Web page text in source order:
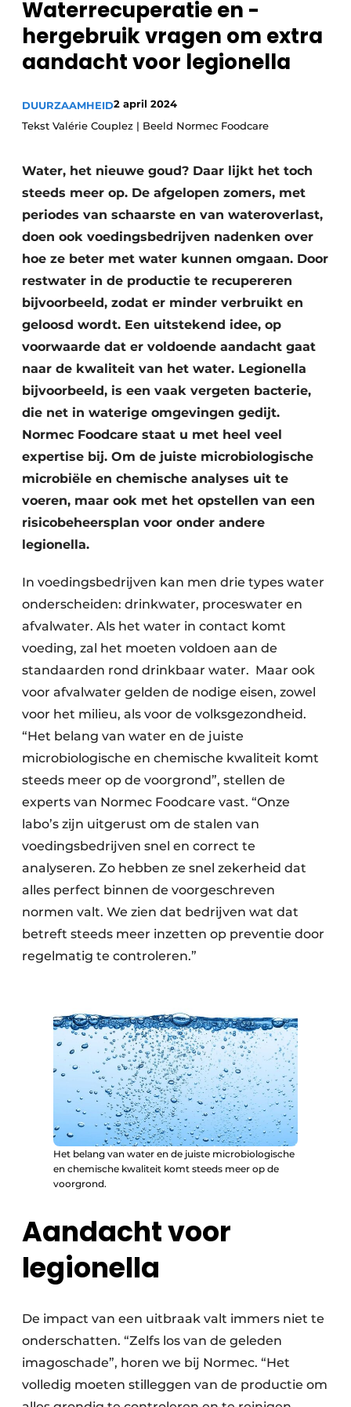
Privacy / Cookie statement
Vacature aanmelden
Vacatures
Waterrecuperatie en -
hergebruik vragen om extra
aandacht voor legionella
DUURZAAMHEID2 april 2024
Tekst Valérie Couplez | Beeld Normec Foodcare
Water, het nieuwe goud? Daar lijkt het toch
steeds meer op. De afgelopen zomers, met
periodes van schaarste en van wateroverlast,
doen ook voedingsbedrijven nadenken over
hoe ze beter met water kunnen omgaan. Door
restwater in de productie te recupereren
bijvoorbeeld, zodat er minder verbruikt en
geloosd wordt. Een uitstekend idee, op
voorwaarde dat er voldoende aandacht gaat
naar de kwaliteit van het water. Legionella
bijvoorbeeld, is een vaak vergeten bacterie,
die net in waterige omgevingen gedijt.
Normec Foodcare staat u met heel veel
expertise bij. Om de juiste microbiologische
microbiële en chemische analyses uit te
voeren, maar ook met het opstellen van een
risicobeheersplan voor onder andere
legionella.
In voedingsbedrijven kan men drie types water
onderscheiden: drinkwater, proceswater en
afvalwater. Als het water in contact komt
voeding, zal het moeten voldoen aan de
standaarden rond drinkbaar water. Maar ook
voor afvalwater gelden de nodige eisen, zowel
voor het milieu, als voor de volksgezondheid.
“Het belang van water en de juiste
microbiologische en chemische kwaliteit komt
steeds meer op de voorgrond”, stellen de
experts van Normec Foodcare vast. “Onze
labo’s zijn uitgerust om de stalen van
voedingsbedrijven snel en correct te
analyseren. Zo hebben ze snel zekerheid dat
alles perfect binnen de voorgeschreven
normen valt. We zien dat bedrijven wat dat
betreft steeds meer inzetten op preventie door
regelmatig te controleren.”
Het belang van water en de juiste microbiologische
en chemische kwaliteit komt steeds meer op de
voorgrond.
Aandacht voor
legionella
De impact van een uitbraak valt immers niet te
onderschatten. “Zelfs los van de geleden
imagoschade”, horen we bij Normec. “Het
volledig moeten stilleggen van de productie om